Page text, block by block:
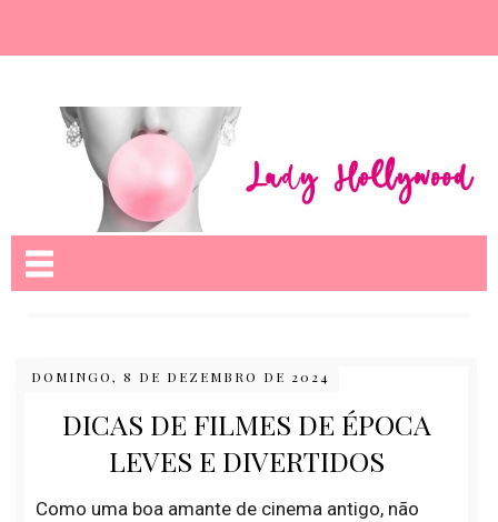
DOMINGO, 8 DE DEZEMBRO DE 2024
DICAS DE FILMES DE ÉPOCA
LEVES E DIVERTIDOS
Como uma boa amante de cinema antigo, não